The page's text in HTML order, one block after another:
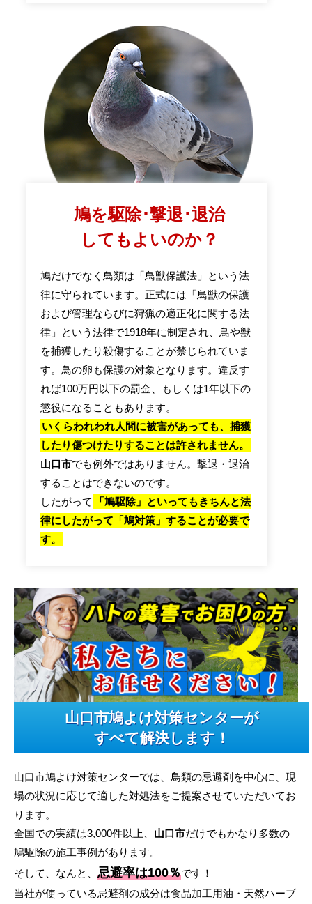
鳩を駆除･撃退･退治
してもよいのか？
鳩だけでなく鳥類は「鳥獣保護法」という法
律に守られています。正式には「鳥獣の保護
および管理ならびに狩猟の適正化に関する法
律」という法律で1918年に制定され、鳥や獣
を捕獲したり殺傷することが禁じられていま
す。鳥の卵も保護の対象となります。違反す
れば100万円以下の罰金、もしくは1年以下の
懲役になることもあります。
いくらわれわれ人間に被害があっても、捕獲
したり傷つけたりすることは許されません。
山口市でも例外ではありません。撃退・退治
することはできないのです。
したがって
「鳩駆除」といってもきちんと法
律にしたがって「鳩対策」することが必要で
す。
山口市鳩よけ対策センターが
すべて解決します！
山口市鳩よけ対策センターでは、鳥類の忌避剤を中心に、現
場の状況に応じて適した対処法をご提案させていただいてお
ります。
全国での実績は3,000件以上、 山口市だけでもかなり多数の
鳩駆除の施工事例があります。
そして、なんと、 忌避率は100％です！
当社が使っている忌避剤の成分は食品加工用油・天然ハーブ